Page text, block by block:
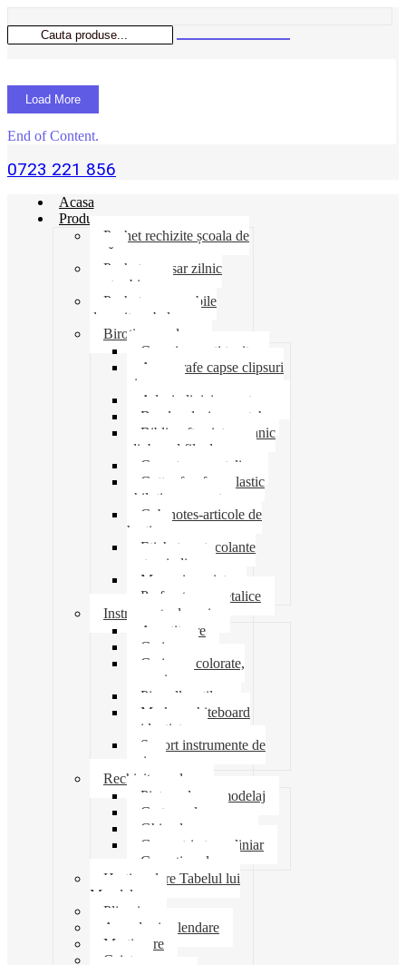
Load More
End of Content.
0723 221 856
Acasa
Produse
Pachet rechizite școala de
vară
Pachet necesar zilnic
pentru birou
Pachet consumabile
depozit-ambalare
Birotica-produse
Cosuri suporti tavite
Ace agrafe capse clipsuri
pioneze
Adeziv lipici corectoare
Banda adeziva-scotch
Biblioraft caiet mecanic
clipboard file dosare
Capsatoare metalice
Cutter foarfeca elastic
ghilotina magnet
Cub notes-articole de
hartie
Etichete autocolante
carton indigo
Mape si serviete
Perforatoare metalice
Instrumente de scris
Ascutitoare
Carioca
Creioane colorate,
mecanice
Pix roller stilou
Marker whiteboard
evidentiator
Suport instrumente de
scris
Rechizite scolare
Pictura desen modelaj
Creta scolara
Ghiozdane penare
Geometrie trusa liniar
Coperti scolare
Harti scolare Tabelul lui
Mendeleev
Plicuri
Agende si calendare
Martisoare
Caiete